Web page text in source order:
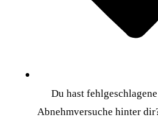
Du hast
Abnehmversuche hinter